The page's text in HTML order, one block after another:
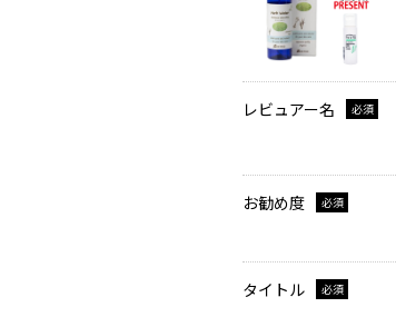
レビュアー名 必須
お勧め度 必須
タイトル 必須